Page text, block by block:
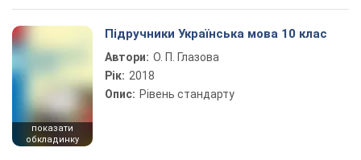
показати
обкладинку
Підручники Українська мова 10 клас
Автори: О. П. Глазова
Рік: 2018
Опис: Рівень стандарту